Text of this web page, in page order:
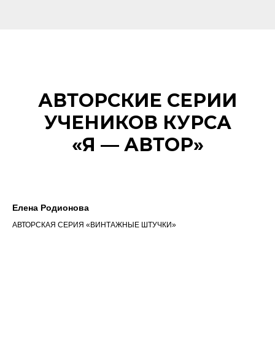
АВТОРСКИЕ СЕРИИ
УЧЕНИКОВ КУРСА
«Я — АВТОР»
Елена Родионова
АВТОРСКАЯ СЕРИЯ «ВИНТАЖНЫЕ ШТУЧКИ»